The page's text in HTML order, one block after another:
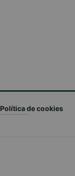
Política de cookies